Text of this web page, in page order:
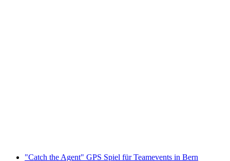
"Catch the Agent" GPS Spiel für Teamevents in Bern